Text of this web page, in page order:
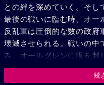
との絆を深めていく。そし
最後の戦いに臨む時、オー
反乱軍は圧倒的な数の政府
壊滅させられる。戦いの中
み、オールグレンに腹を刺
残ったオールグレンは、亡
助）の下に届けるのだった
続